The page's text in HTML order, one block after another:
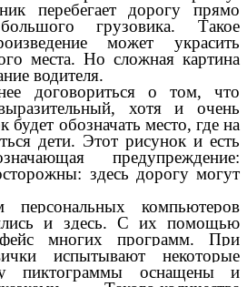
перебегает дорогу прямо
грузовика. Такое
может украсить
места. Но сложная картина
водителя.
договориться о том, что
хотя и очень
обозначать место, где на
дети. Этот рисунок и есть
предупреждение:
здесь дорогу могут
персональных компьютеров
и здесь. С их помощью
многих программ. При
испытывают некоторые
пиктограммы оснащены и